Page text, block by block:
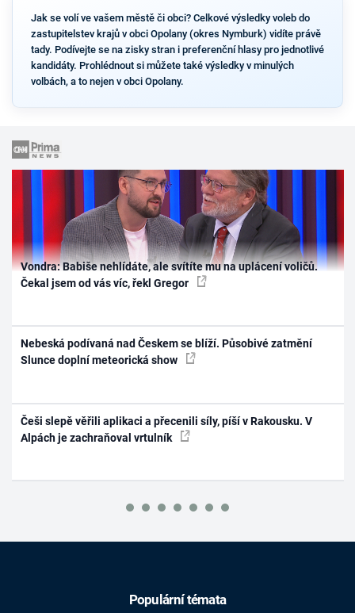
Jak se volí ve vašem městě či obci? Celkové výsledky voleb do
zastupitelstev krajů v obci Opolany (okres Nymburk) vidíte právě
tady. Podívejte se na zisky stran i preferenční hlasy pro jednotlivé
kandidáty. Prohlédnout si můžete také výsledky v minulých
volbách, a to nejen v obci Opolany.
Vondra: Babiše nehlídáte, ale svítíte mu na uplácení voličů.
Čekal jsem od vás víc, řekl Gregor
Nebeská podívaná nad Českem se blíží. Působivé zatmění
Slunce doplní meteorická show
Češi slepě věřili aplikaci a přecenili síly, píší v Rakousku. V
Alpách je zachraňoval vrtulník
Populární témata